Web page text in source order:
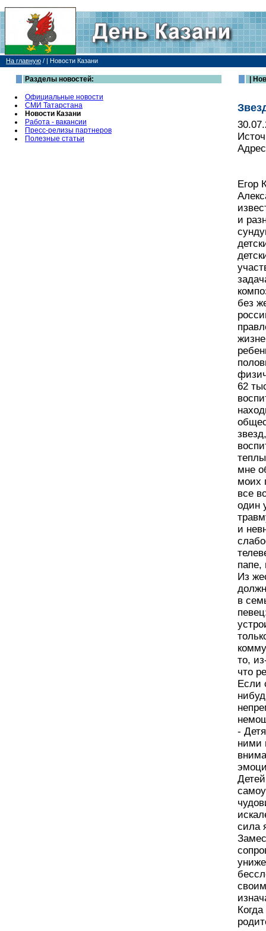
На главную / | Новости Казани
Разделы новостей:
Официальные новости
СМИ Татарстана
Новости Казани
Работа - вакансии
Пресс-релизы партнеров
Полезные статьи
|
Егор
и
без
62
мне
моих
все
один
и
папе,
Из
в
то,
что
Если
-
ними
сила